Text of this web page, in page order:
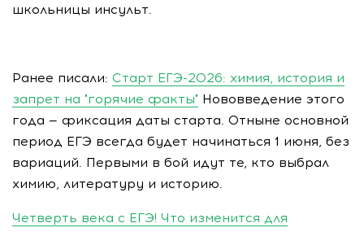
школьницы инсульт.
Ранее писали: Старт ЕГЭ-2026: химия, история и
запрет на "горячие факты" Нововведение этого
года — фиксация даты старта. Отныне основной
период ЕГЭ всегда будет начинаться 1 июня, без
вариаций. Первыми в бой идут те, кто выбрал
химию, литературу и историю.
Четверть века с ЕГЭ! Что изменится для